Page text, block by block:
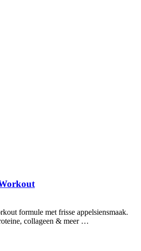
formule met frisse appelsiensmaak.
collageen & meer …